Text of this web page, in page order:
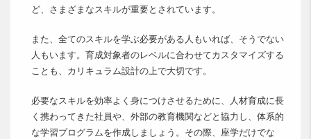
ど、さまざまなスキルが重要とされています。
また、全てのスキルを学ぶ必要がある人もいれば、そうでない
人もいます。育成対象者のレベルに合わせてカスタマイズする
ことも、カリキュラム設計の上で大切です。
必要なスキルを効率よく身につけさせるために、人材育成に長
く携わってきた社員や、外部の教育機関などと協力し、体系的
な学習プログラムを作成しましょう。その際、座学だけでな